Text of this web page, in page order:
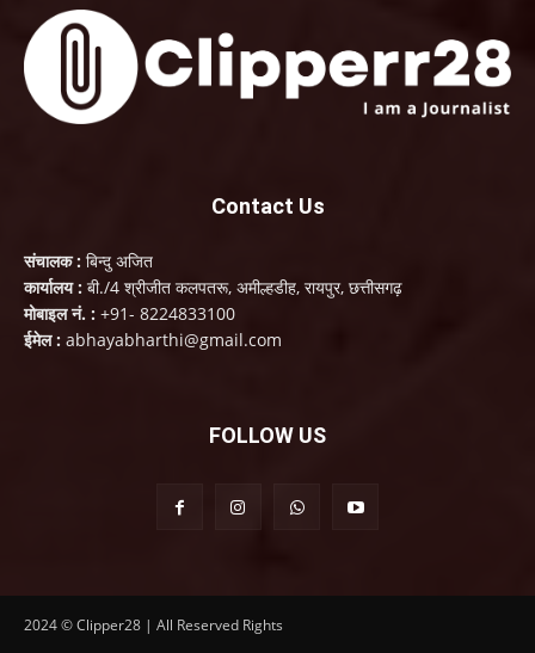
Contact Us
संचालक : बिन्दु अजित
कार्यालय : बी./4 श्रीजीत कलपतरू, अमील्हडीह, रायपुर, छत्तीसगढ़
मोबाइल नं. : +91- 8224833100
ईमेल : abhayabharthi@gmail.com
FOLLOW US
2024 © Clipper28 | All Reserved Rights